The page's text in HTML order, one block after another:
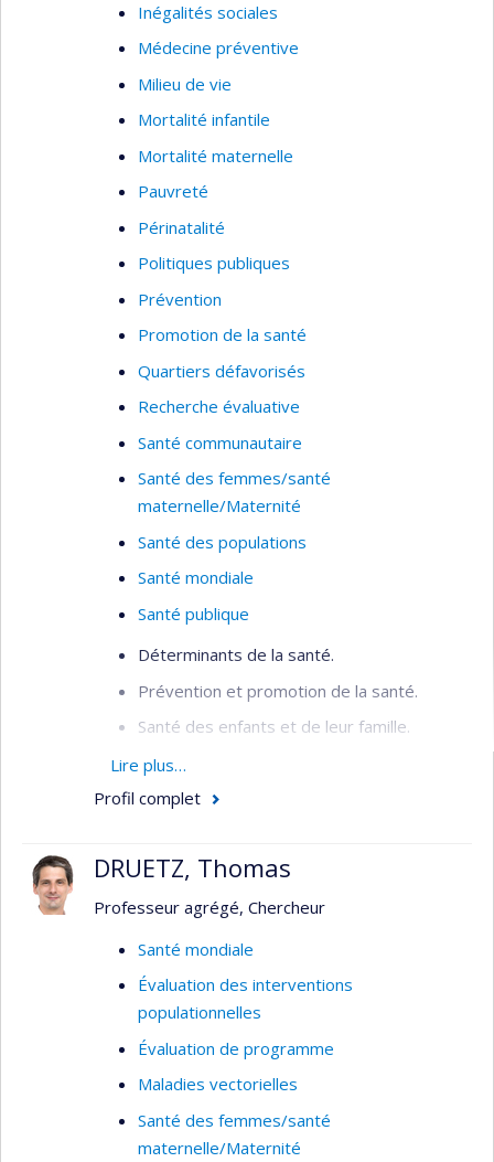
Inégalités sociales
Médecine préventive
Milieu de vie
Mortalité infantile
Mortalité maternelle
Pauvreté
Périnatalité
Politiques publiques
Prévention
Promotion de la santé
Quartiers défavorisés
Recherche évaluative
Santé communautaire
Santé des femmes/santé
maternelle/Maternité
Santé des populations
Santé mondiale
Santé publique
Déterminants de la santé.
Prévention et promotion de la santé.
Santé des enfants et de leur famille.
Inégalités sociales de santé.
Organisation de la santé publique.
Lire plus…
Profil complet
DRUETZ, Thomas
Professeur agrégé, Chercheur
Santé mondiale
Évaluation des interventions
populationnelles
Évaluation de programme
Maladies vectorielles
Santé des femmes/santé
maternelle/Maternité